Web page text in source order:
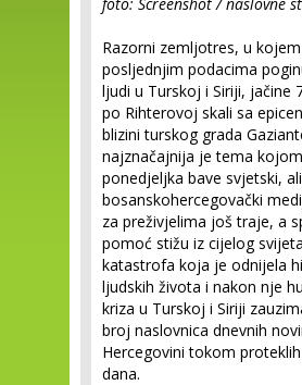
Razorni zemljotres, u
posljednjim podacima
ljudi u Turskoj i Siriji, jačine
po Rihterovoj skali sa
blizini turskog grada
najznačajnija je tema
ponedjeljka bave svjetski,
bosanskohercegovački
za preživjelima još traje, a
pomoć stižu iz cijelog
katastrofa koja je odnijela
ljudskih života i nakon nje
kriza u Turskoj i Siriji
broj naslovnica dnevnih
Hercegovini tokom
dana.